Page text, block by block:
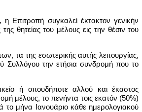
Επιτροπή συγκαλεί έκτακτον γενικήν
θητείας του μέλους εις την θέσιν του
τα της εσωτερικής αυτής λειτουργίας,
Συλλόγου την ετήσια συνδρομή που το
ή οπουδήποτε αλλού και έκαστος
μέλους, το πενήντα τοις εκατόν (50%)
το μήνα Ιανουάριο κάθε ημερολογιακού